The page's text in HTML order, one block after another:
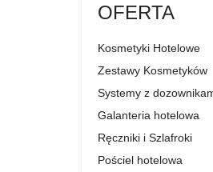
OFERTA
Kosmetyki Hotelowe
Zestawy Kosmetyków
Systemy z
Galanteria hotelowa
Ręczniki i Szlafroki
Pościel hotelowa